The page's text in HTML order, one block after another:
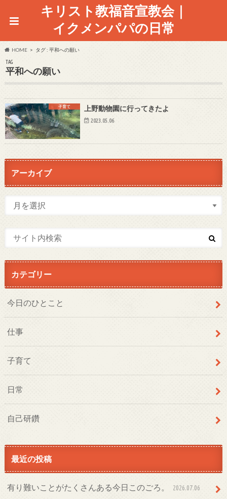
キリスト教福音宣教会｜
イクメンパパの日常
HOME タグ : 平和への願い
TAG
平和への願い
子育て 上野動物園に行ってきたよ
2023.05.06
アーカイブ
カテゴリー
今日のひとこと
仕事
子育て
日常
自己研鑽
最近の投稿
有り難いことがたくさんある今日このごろ。 2026.07.06